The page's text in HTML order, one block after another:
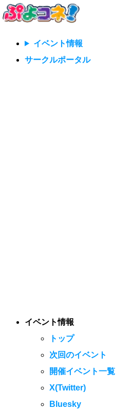
イベント情報
サークルポータル
イベント情報
トップ
次回のイベント
開催イベント一覧
X(Twitter)
Bluesky